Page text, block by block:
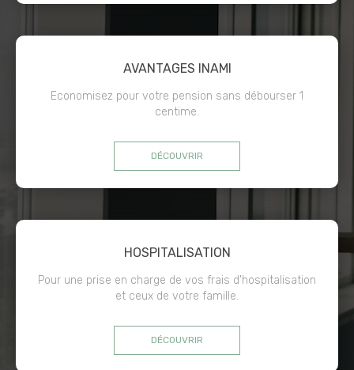
AVANTAGES INAMI
Economisez pour votre pension sans débourser 1
centime.
DÉCOUVRIR
HOSPITALISATION
Pour une prise en charge de vos frais d'hospitalisation
et ceux de votre famille.
DÉCOUVRIR